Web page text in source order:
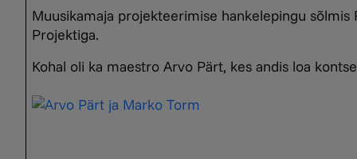
Muusikamaja projekteerimise hankelepingu
Projektiga.
Kohal oli ka maestro Arvo Pärt, kes andis loa